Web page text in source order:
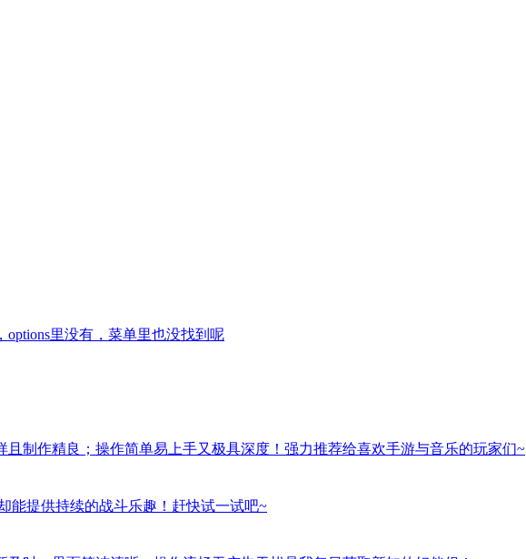
里没有，菜单里也没找到呢
制作精良；操作简单易上手又极具深度！强力推荐给喜欢手游与音乐的玩家们~
能提供持续的战斗乐趣！赶快试一试吧~